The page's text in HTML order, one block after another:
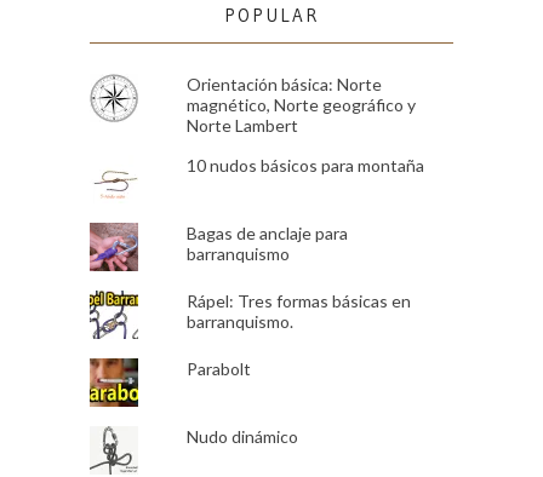
POPULAR
Orientación básica: Norte
magnético, Norte geográfico y
Norte Lambert
10 nudos básicos para montaña
Bagas de anclaje para
barranquismo
Rápel: Tres formas básicas en
barranquismo.
Parabolt
Nudo dinámico